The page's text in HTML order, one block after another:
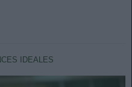
IDEALES